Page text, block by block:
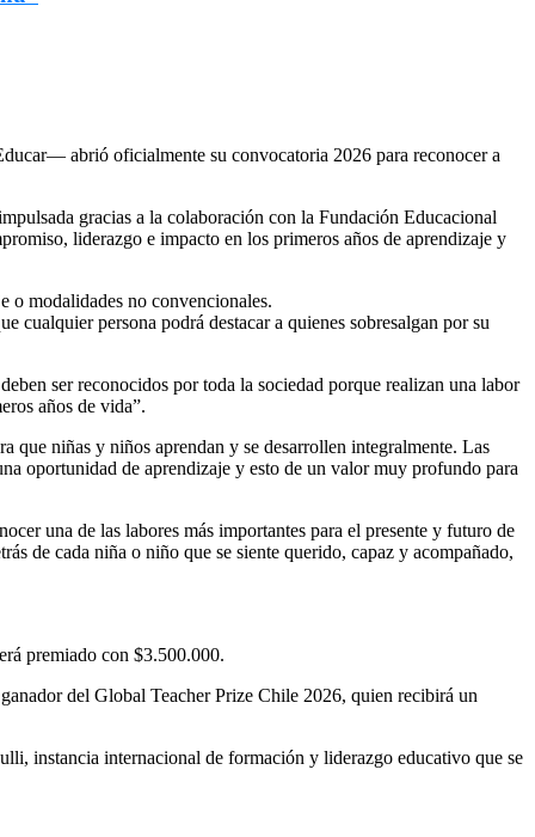
abrió oficialmente su convocatoria 2026 para reconocer a
gracias a la colaboración con la Fundación Educacional
liderazgo e impacto en los primeros años de aprendizaje y
o modalidades no convencionales.
cualquier persona podrá destacar a quienes sobresalgan por su
ser reconocidos por toda la sociedad porque realizan una labor
años de vida”.
que niñas y niños aprendan y se desarrollen integralmente. Las
oportunidad de aprendizaje y esto de un valor muy profundo para
una de las labores más importantes para el presente y futuro de
de cada niña o niño que se siente querido, capaz y acompañado,
premiado con $3.500.000.
del Global Teacher Prize Chile 2026, quien recibirá un
instancia internacional de formación y liderazgo educativo que se